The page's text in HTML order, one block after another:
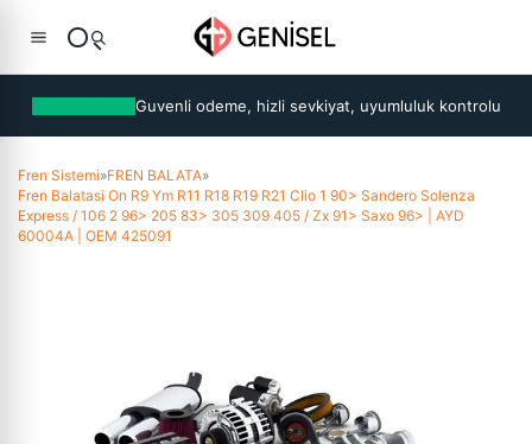
Guvenli odeme, hizli sevkiyat, uyumluluk kontrolu
Fren Sistemi»FREN BALATA»
Fren Balatasi On R9 Ym R11 R18 R19 R21 Clio 1 90> Sandero Solenza
Express / 106 2 96> 205 83> 305 309 405 / Zx 91> Saxo 96> | AYD
60004A | OEM 425091